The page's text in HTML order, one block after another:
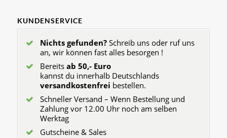
KUNDENSERVICE
Nichts gefunden?Schreib uns oder ruf uns
an, wir können fast alles besorgen !
Bereits ab 50,- Euro
kannst du innerhalb Deutschlands
versandkostenfrei bestellen.
Schneller Versand – Wenn Bestellung und
Zahlung vor 12.00 Uhr noch am selben
Werktag
Gutscheine & Sales